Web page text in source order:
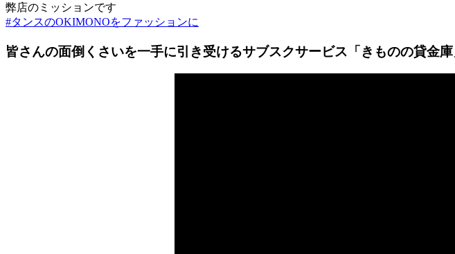
弊店のミッションです
#タンスのOKIMONOをファッションに
皆さんの面倒くさいを一手に引き受けるサブスクサービス「きものの貸金庫